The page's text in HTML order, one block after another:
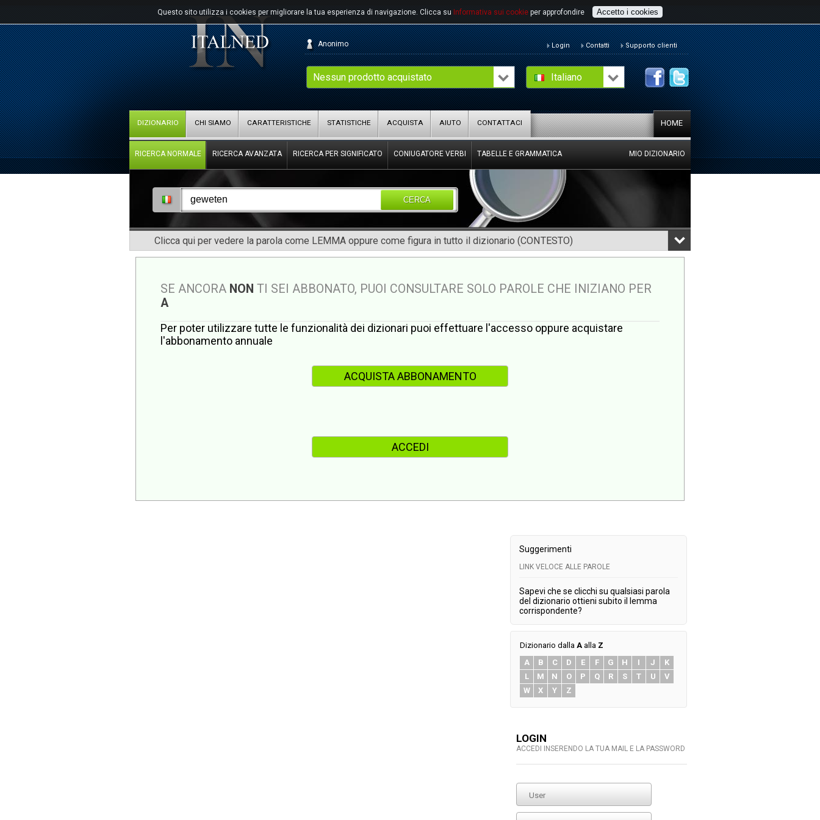
Questo sito utilizza i cookies per migliorare la tua esperienza di navigazione. Clicca su Informativa sui cookie per approfondire Accetto i cookies
Italiano
Nessun prodotto acquistato
Anonimo Login Contatti Supporto clienti
HOME
DIZIONARIO CHI SIAMO CARATTERISTICHE STATISTICHE ACQUISTA AIUTO CONTATTACI
RICERCA NORMALE RICERCA AVANZATA RICERCA PER SIGNIFICATO CONIUGATORE VERBI TABELLE E GRAMMATICA MIO DIZIONARIO
CERCA
Clicca qui per vedere la parola come LEMMA oppure come figura in tutto il dizionario (CONTESTO)
SE ANCORA NON TI SEI ABBONATO, PUOI CONSULTARE SOLO PAROLE CHE INIZIANO PER
A
Per poter utilizzare tutte le funzionalità dei dizionari puoi effettuare l'accesso oppure acquistare
l'abbonamento annuale
ACQUISTA ABBONAMENTO
ACCEDI
Suggerimenti
LINK VELOCE ALLE PAROLE
Sapevi che se clicchi su qualsiasi parola
del dizionario ottieni subito il lemma
corrispondente?
Dizionario dalla A alla Z
A
B C D E F G H I J
K
L
M N O P Q R S T U
V
W
X Y Z
LOGIN
ACCEDI INSERENDO LA TUA MAIL E LA PASSWORD